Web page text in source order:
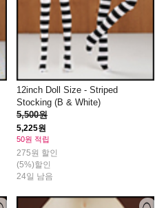
12inch Doll Size - Striped
Stocking (B & White)
5,500원
5,225원
50원 적립
275원 할인
(5%)할인
24일 남음